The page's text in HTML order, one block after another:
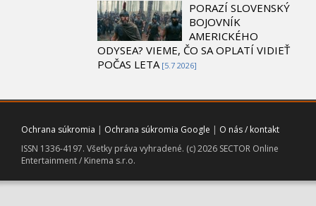
PORAZÍ SLOVENSKÝ
BOJOVNÍK
AMERICKÉHO
ODYSEA? VIEME, ČO SA OPLATÍ VIDIEŤ
POČAS LETA [5.7 2026]
Ochrana súkromia | Ochrana súkromia Google | O nás / kontakt
ISSN 1336-4197. Všetky práva vyhradené. (c) 2026 SECTOR Online
Entertainment / Kinema s.r.o.